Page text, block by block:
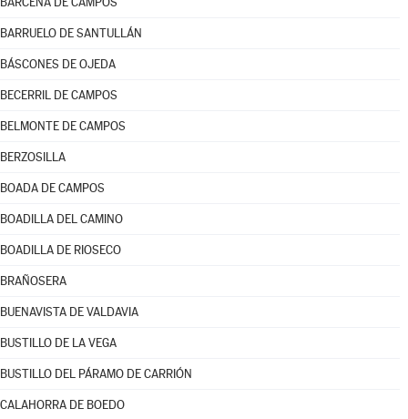
BARRUELO DE SANTULLÁN
BÁSCONES DE OJEDA
BECERRIL DE CAMPOS
BELMONTE DE CAMPOS
BERZOSILLA
BOADA DE CAMPOS
BOADILLA DEL CAMINO
BOADILLA DE RIOSECO
BRAÑOSERA
BUENAVISTA DE VALDAVIA
BUSTILLO DE LA VEGA
BUSTILLO DEL PÁRAMO DE CARRIÓN
CALAHORRA DE BOEDO